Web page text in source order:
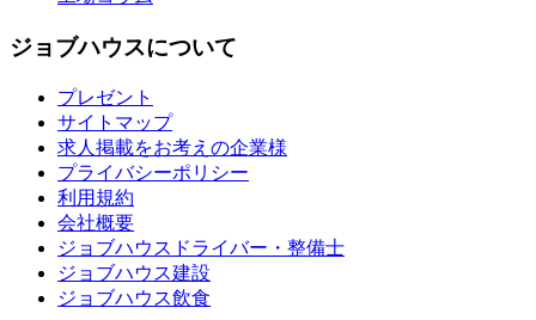
ジョブハウスについて
プレゼント
サイトマップ
求人掲載をお考えの企業様
プライバシーポリシー
利用規約
会社概要
ジョブハウスドライバー・整備士
ジョブハウス建設
ジョブハウス飲食